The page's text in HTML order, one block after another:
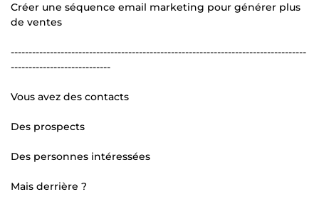
Créer une séquence email marketing pour générer plus
de ventes
-----------------------------------------------------------------------------------
----------------------------
Vous avez des contacts
Des prospects
Des personnes intéressées
Mais derrière ?